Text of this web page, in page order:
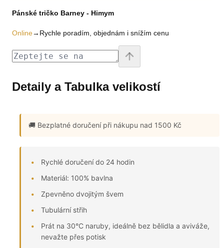
Pánské tričko Barney - Himym
Online→ Rychle poradím, objednám i snížím cenu
Detaily a Tabulka velikostí
🚚 Bezplatné doručenípři nákupu nad 1500 Kč
Rychlé doručení do 24 hodin
Materiál: 100% bavlna
Zpevněno dvojitým švem
Tubulární střih
Prát na 30°C naruby, ideálně bez bělidla a aviváže,
nevažte přes potisk